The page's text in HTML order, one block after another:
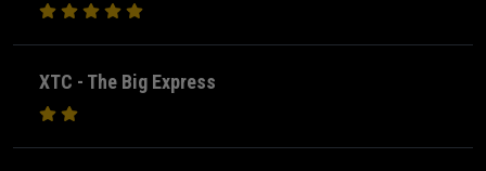
XTC - The Big Express